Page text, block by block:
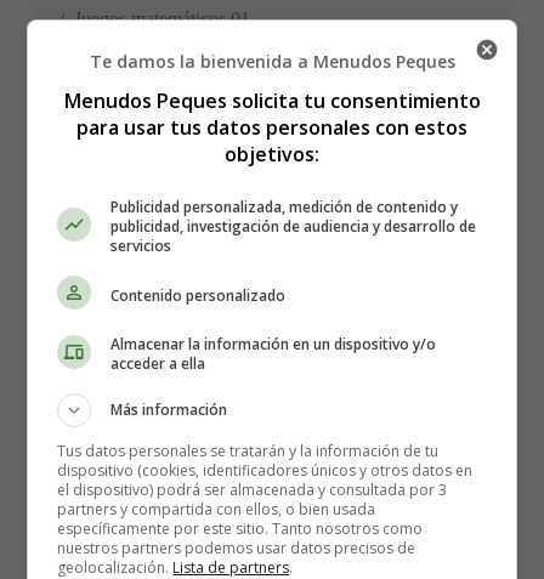
Juegos matemáticos 01
Juegos matemáticos 01
Juegos de Matemáticas - El
peso de las personas y las
cosas - Pesar
Recursos educativos
Pide ayuda a mamá y papá.
1º Pesa a cada uno de los miembros de tu familia
¿Cuánto pesan? ¿Quién pesa más? ¿Quién menos?
Te damos la bienvenida a Menudos Peques
Menudos Peques solicita tu consentimiento
para usar tus datos personales con estos
objetivos:
Publicidad personalizada, medición de contenido y
publicidad, investigación de audiencia y desarrollo de
servicios
Contenido personalizado
Almacenar la información en un dispositivo y/o
acceder a ella
Más información
Tus datos personales se tratarán y la información de tu
dispositivo (cookies, identificadores únicos y otros datos en
el dispositivo) podrá ser almacenada y consultada por 3
partners y compartida con ellos, o bien usada
específicamente por este sitio. Tanto nosotros como
nuestros partners podemos usar datos precisos de
geolocalización. Lista de partners.